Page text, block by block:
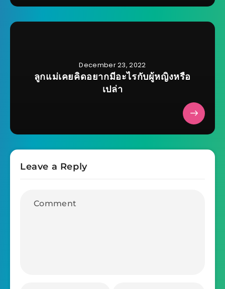
December 23, 2022
ลูกแม่เคยคิดอยากมีอะไรกับผู้หญิงหรือ
เปล่า
Leave a Reply